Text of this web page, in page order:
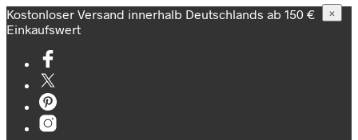
Kostonloser Versand innerhalb Deutschlands ab 150 €
Einkaufswert
×